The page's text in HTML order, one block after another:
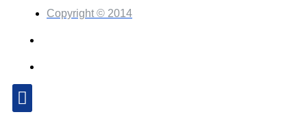
Copyright © 2014